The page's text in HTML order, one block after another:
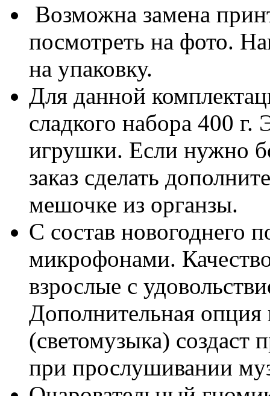
Возможна замена
посмотреть на фото.
на упаковку.
Для данной
сладкого набора 400 г.
игрушки. Если нужно
заказ сделать
мешочке из органзы.
С состав новогоднего
микрофонами.
взрослые с
Дополнительная опция
(светомузыка) создаст
при прослушивании